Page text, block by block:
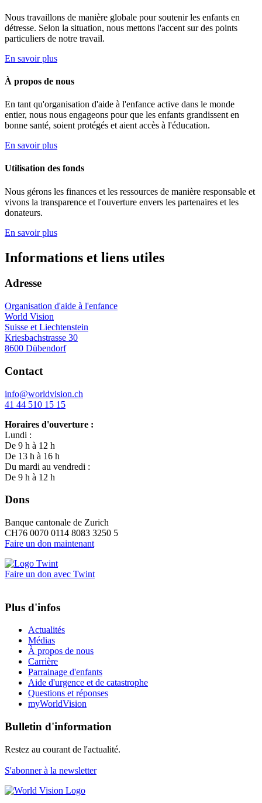
Nous travaillons de manière globale pour soutenir les enfants en
détresse. Selon la situation, nous mettons l'accent sur des points
particuliers de notre travail.
En savoir plus
À propos de nous
En tant qu'organisation d'aide à l'enfance active dans le monde
entier, nous nous engageons pour que les enfants grandissent en
bonne santé, soient protégés et aient accès à l'éducation.
En savoir plus
Utilisation des fonds
Nous gérons les finances et les ressources de manière responsable et
vivons la transparence et l'ouverture envers les partenaires et les
donateurs.
En savoir plus
Informations et liens utiles
Adresse
Organisation d'aide à l'enfance
World Vision
Suisse et Liechtenstein
Kriesbachstrasse 30
8600 Dübendorf
Contact
info@worldvision.ch
41 44 510 15 15
Horaires d'ouverture :
Lundi :
De 9 h à 12 h
De 13 h à 16 h
Du mardi au vendredi :
De 9 h à 12 h
Dons
Banque cantonale de Zurich
CH76 0070 0114 8083 3250 5
Faire un don maintenant
Faire un don avec Twint
Plus d'infos
Actualités
Médias
À propos de nous
Carrière
Parrainage d'enfants
Aide d'urgence et de catastrophe
Questions et réponses
myWorldVision
Bulletin d'information
Restez au courant de l'actualité.
S'abonner à la newsletter